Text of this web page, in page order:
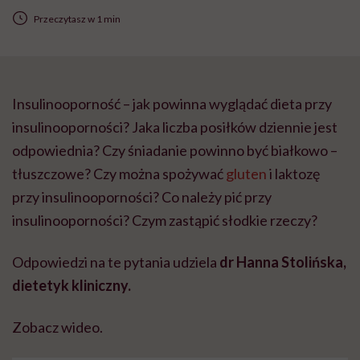
Przeczytasz w 1 min
Insulinooporność –jak powinna wyglądać dieta przy
insulinooporności?Jaka liczba posiłków dziennie jest
odpowiednia?Czy śniadanie powinno być białkowo –
tłuszczowe?Czy można spożywaćgluteni laktozę
przy insulinooporności?Co należy pić przy
insulinooporności?Czym zastąpić słodkie rzeczy?
Odpowiedzi na te pytania udziela dr Hanna Stolińska,
dietetyk kliniczny.
Zobacz wideo.